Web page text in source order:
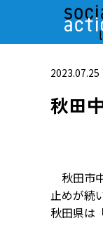
2023.07.25
秋田
秋田市
止めが続
秋田県は